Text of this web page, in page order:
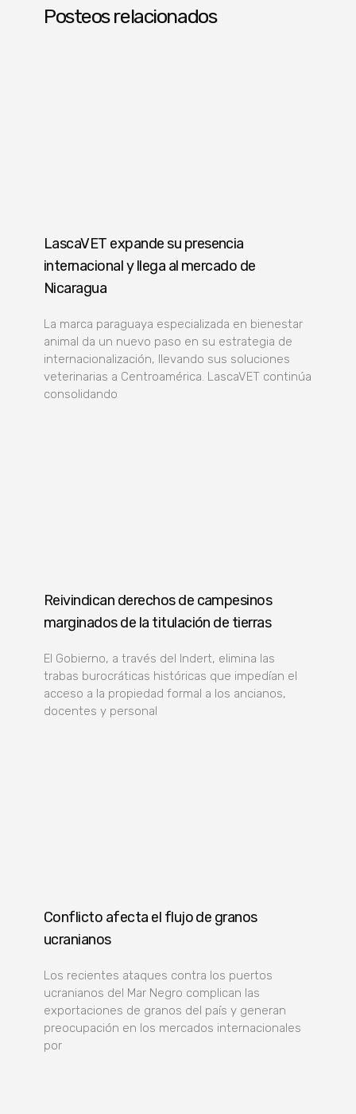
Posteos relacionados
LascaVET expande su presencia
internacional y llega al mercado de
Nicaragua
La marca paraguaya especializada en bienestar
animal da un nuevo paso en su estrategia de
internacionalización, llevando sus soluciones
veterinarias a Centroamérica. LascaVET continúa
consolidando
Reivindican derechos de campesinos
marginados de la titulación de tierras
El Gobierno, a través del Indert, elimina las
trabas burocráticas históricas que impedían el
acceso a la propiedad formal a los ancianos,
docentes y personal
Conflicto afecta el flujo de granos
ucranianos
Los recientes ataques contra los puertos
ucranianos del Mar Negro complican las
exportaciones de granos del país y generan
preocupación en los mercados internacionales
por